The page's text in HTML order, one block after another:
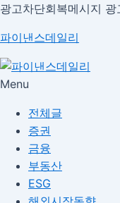
광고차단회복메시지 광
파이낸스데일리
Menu
전체글
증권
금융
부동산
ESG